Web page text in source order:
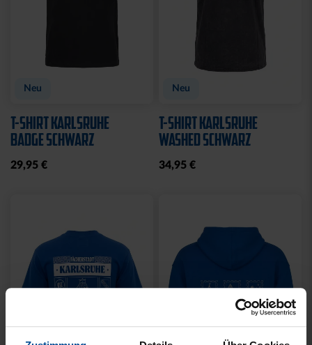
Neu
T-SHIRT KARLSRUHE
BADGE SCHWARZ
29,95 €
Neu
T-SHIRT KARLSRUHE
WASHED SCHWARZ
34,95 €